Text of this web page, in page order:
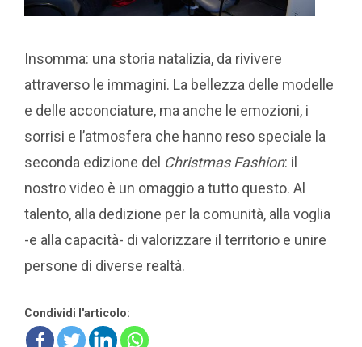
Insomma: una storia natalizia, da rivivere
attraverso le immagini. La bellezza delle modelle
e delle acconciature, ma anche le emozioni, i
sorrisi e l’atmosfera che hanno reso speciale la
seconda edizione del Christmas Fashion: il
nostro video è un omaggio a tutto questo. Al
talento, alla dedizione per la comunità, alla voglia
-e alla capacità- di valorizzare il territorio e unire
persone di diverse realtà.
Condividi l'articolo: